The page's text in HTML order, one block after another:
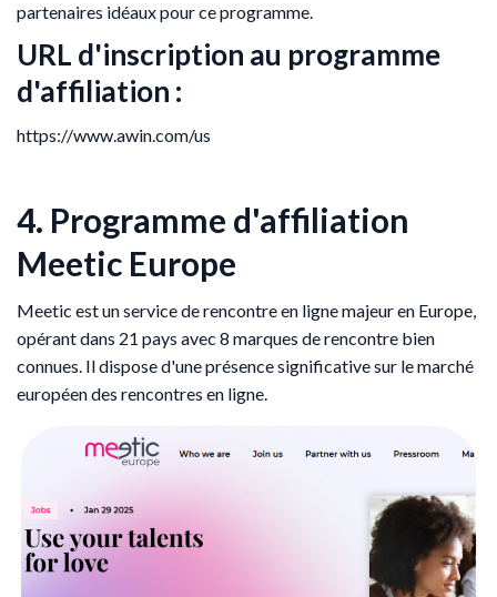
partenaires idéaux pour ce programme.
URL d'inscription au programme
d'affiliation :
https://www.awin.com/us
4. Programme d'affiliation
Meetic Europe
Meetic est un service de rencontre en ligne majeur en Europe,
opérant dans 21 pays avec 8 marques de rencontre bien
connues. Il dispose d'une présence significative sur le marché
européen des rencontres en ligne.